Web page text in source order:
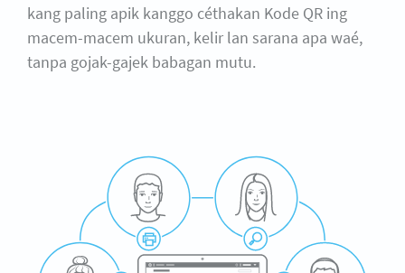
kang paling apik kanggo céthakan Kode QR ing
macem-macem ukuran, kelir lan sarana apa waé,
tanpa gojak-gajek babagan mutu.